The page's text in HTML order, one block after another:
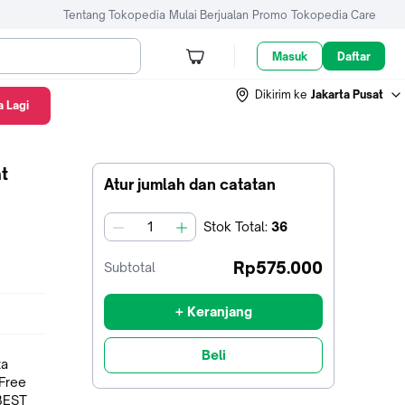
Tentang Tokopedia Mulai Berjualan Promo Tokopedia Care
Masuk Daftar
Dikirim ke Jakarta Pusat
Atur jumlah dan catatan
jumlah Stok Total: 36
Subtotal Rp575.000
+ Keranjang
Beli
Lagi